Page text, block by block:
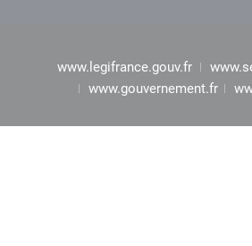
www.legifrance.gouv.fr
www.gouvernement.fr